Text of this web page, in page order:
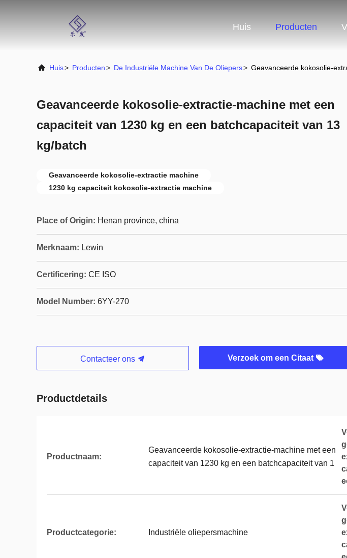
Huis Producten
Huis> Producten> De Industriële Machine Van De Oliepers> Geavanceerde kokosolie-
Geavanceerde kokosolie-extractie-machine met een
capaciteit van 1230 kg en een batchcapaciteit van 13
kg/batch
Geavanceerde kokosolie-extractie machine
1230 kg capaciteit kokosolie-extractie machine
Place of Origin: Henan province, china
Merknaam: Lewin
Certificering: CE ISO
Model Number: 6YY-270
Contacteer ons Verzoek om een Citaat
Productdetails
Productnaam:
Geavanceerde kokosolie-extractie-machine met een
capaciteit van 1230 kg en een batchcapaciteit van 1
Productcategorie: Industriële oliepersmachine